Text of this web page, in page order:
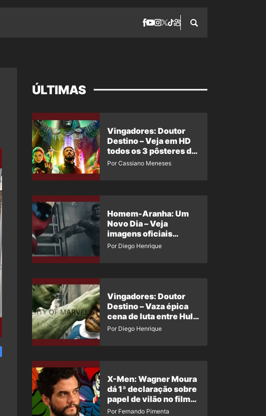
ÚLTIMAS
Vingadores: Doutor
Destino – Veja em HD
todos os 3 pôsteres de
‘Doomsday’ + 1 imagem
Por Cassiano Meneses
Homem-Aranha: Um
Novo Dia – Veja
imagens oficiais
descartadas do Hulk
Por Diego Henrique
Vingadores: Doutor
Destino – Vaza épica
cena de luta entre Hulk
e o Coisa
Por Diego Henrique
X-Men: Wagner Moura
dá 1ª declaração sobre
papel de vilão no filme
da Marvel
Por Fernando Pimenta